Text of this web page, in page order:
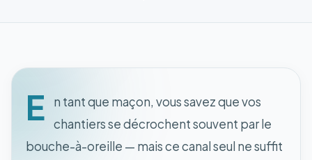
E
n tant que maçon, vous savez que vos
chantiers se décrochent souvent par le
bouche-à-oreille — mais ce canal seul ne suffit